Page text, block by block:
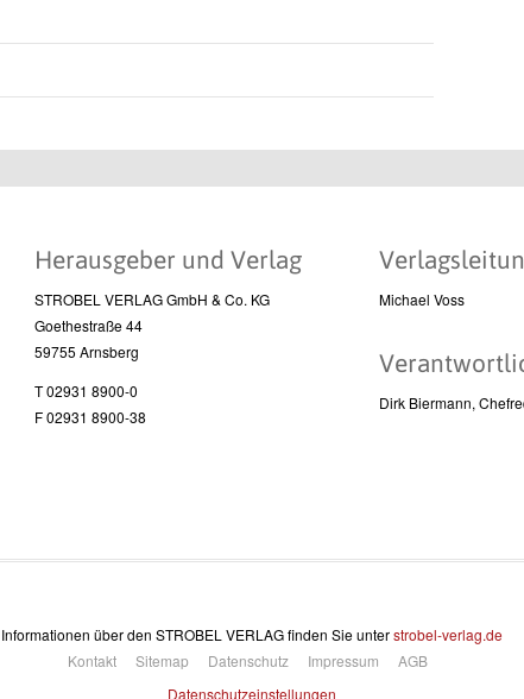
Herausgeber und Verlag
STROBEL VERLAG GmbH & Co. KG
Goethestraße 44
59755 Arnsberg
T 02931 8900-0
F 02931 8900-38
Michael Voss
Dirk Biermann,
Informationen über den STROBEL VERLAG finden Sie unterstrobel-verlag.de
Kontakt
Sitemap Datenschutz Impressum
AGB
Datenschutzeinstellungen